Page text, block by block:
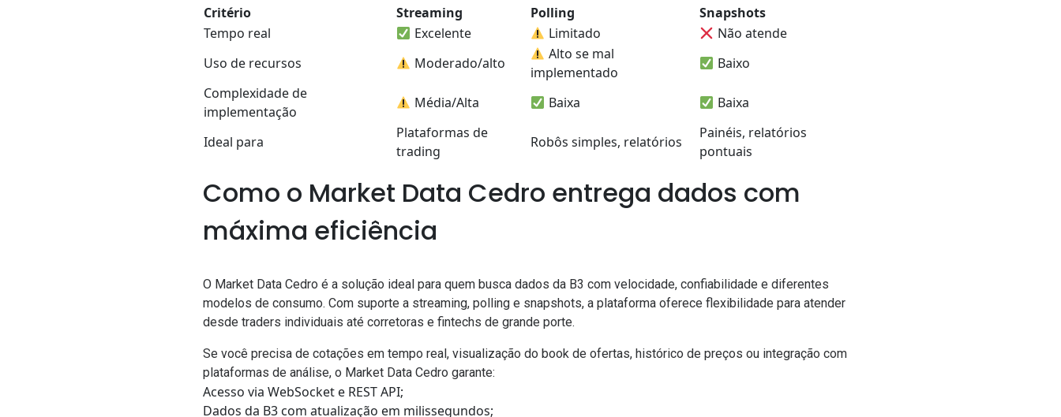
Critério Streaming Polling
Snapshots
Tempo real
Excelente Limitado
Não atende
Uso de recursos
Moderado/alto
Alto se mal
implementado
Baixo
Complexidade de
implementação
Média/Alta Baixa Baixa
Ideal para
Plataformas de
trading
Robôs simples, relatórios
Painéis, relatórios
pontuais
Como o Market Data Cedro entrega dados com
máxima eficiência
O Market Data Cedro é a solução ideal para quem busca dados da B3 com velocidade, confiabilidade e diferentes
modelos de consumo. Com suporte a streaming, polling e snapshots, a plataforma oferece flexibilidade para atender
desde traders individuais até corretoras e fintechs de grande porte.
Se você precisa de cotações em tempo real, visualização do book de ofertas, histórico de preços ou integração com
plataformas de análise, o Market Data Cedro garante:
Acesso via WebSocket e REST API;
Dados da B3 com atualização em milissegundos;